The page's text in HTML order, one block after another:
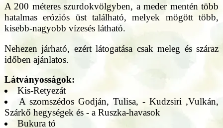
A 200 méteres szurdokvölgyben, a meder mentén több
hatalmas eróziós üst található, melyek mögött több,
kisebb-nagyobb vízesés látható.
Nehezen járható, ezért látogatása csak meleg és száraz
időben ajánlatos.
Látványosságok:
Kis-Retyezát
A szomszédos Godján, Tulisa, - Kudzsiri ,Vulkán,
Szárkő hegységek és - a Ruszka-havasok
Bukura tó